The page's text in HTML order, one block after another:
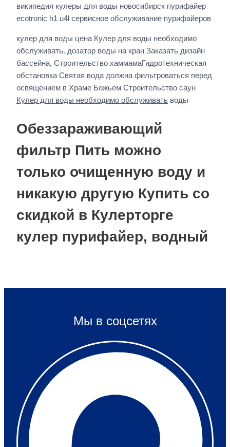
википедия кулеры для воды новосибирск пурифайер
ecotronic h1 u4l сервисное обслуживание пурифайеров
кулер для воды цена Кулер для воды необходимо
обслуживать. дозатор воды на кран Заказать дизайн
бассейна, Строительство хаммамаГидротехническая
обстановка Святая вода должна фильтроваться перед
освящением в Храме Божьем Строительство саун
Кулер для воды необходимо обслуживать воды
Обеззараживающий
фильтр Пить можно
только очищенную воду и
никакую другую Купить со
скидкой в Кулерторге
кулер пурифайер, водный
Мы в соцсетях